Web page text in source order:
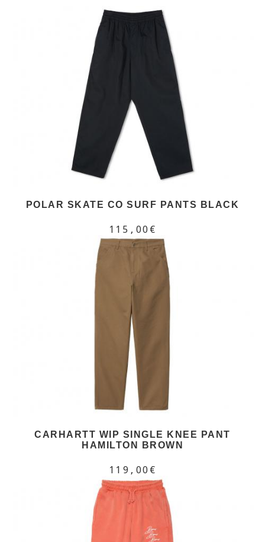
POLAR SKATE CO SURF PANTS BLACK
115,00€
CARHARTT WIP SINGLE KNEE PANT
HAMILTON BROWN
119,00€